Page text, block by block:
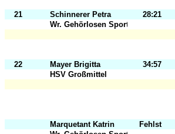
21 Schinnerer Petra 28:21
Wr. Gehörlosen Sportclub 1901
22 Mayer Brigitta 34:57
HSV Großmittel
Marquetant Katrin Fehlst